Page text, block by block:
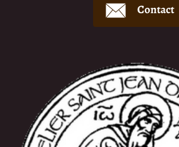
Contact